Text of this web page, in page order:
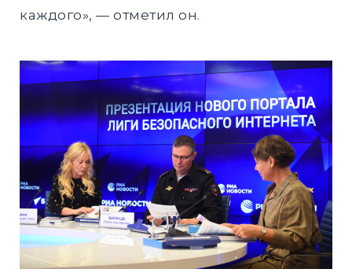
каждого», — отметил он.